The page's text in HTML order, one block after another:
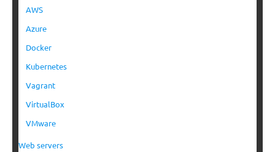
AWS
Azure
Docker
Kubernetes
Vagrant
VirtualBox
VMware
Web servers